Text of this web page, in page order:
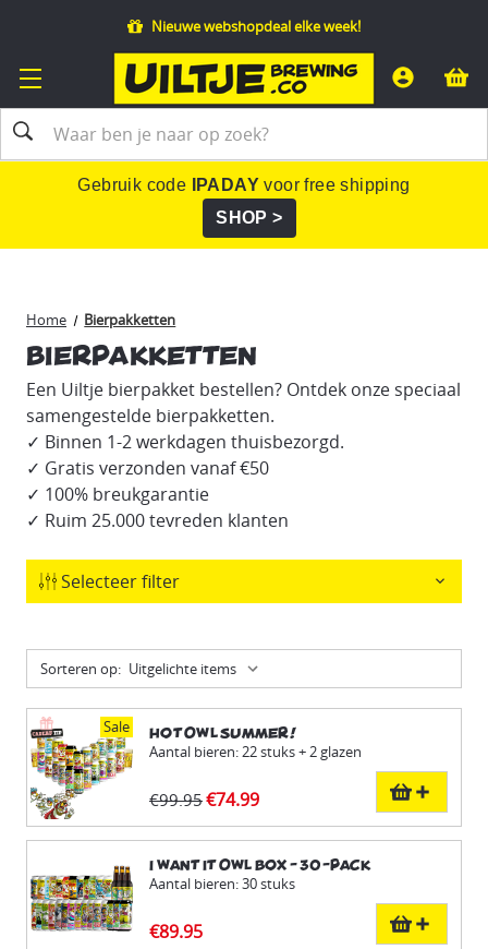
Nieuwe webshopdeal elke week!
Zoeken
Gebruik code IPADAY voor free shipping
SHOP >
Home Bierpakketten
Bierpakketten
Een Uiltje bierpakket bestellen? Ontdek onze speciaal
samengestelde bierpakketten.
✓ Binnen 1-2 werkdagen thuisbezorgd.
✓ Gratis verzonden vanaf €50
✓ 100% breukgarantie
✓ Ruim 25.000 tevreden klanten
Selecteer filter
Sorteren op:
Sale Hot Owl Summer!
Aantal bieren: 22 stuks + 2 glazen
€99.95€74.99
I want it Owl Box - 30-pack
Aantal bieren: 30 stuks
€89.95